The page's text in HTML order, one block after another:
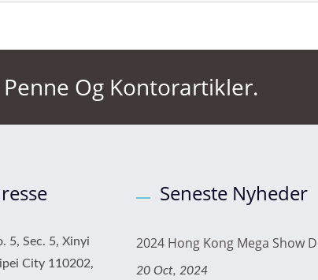
Og Kontorartikler.
5, Sec. 5, Xinyi
City 110202,
Seneste Nyheder
2024 Hong Kong Mega Show
20 Oct, 2024